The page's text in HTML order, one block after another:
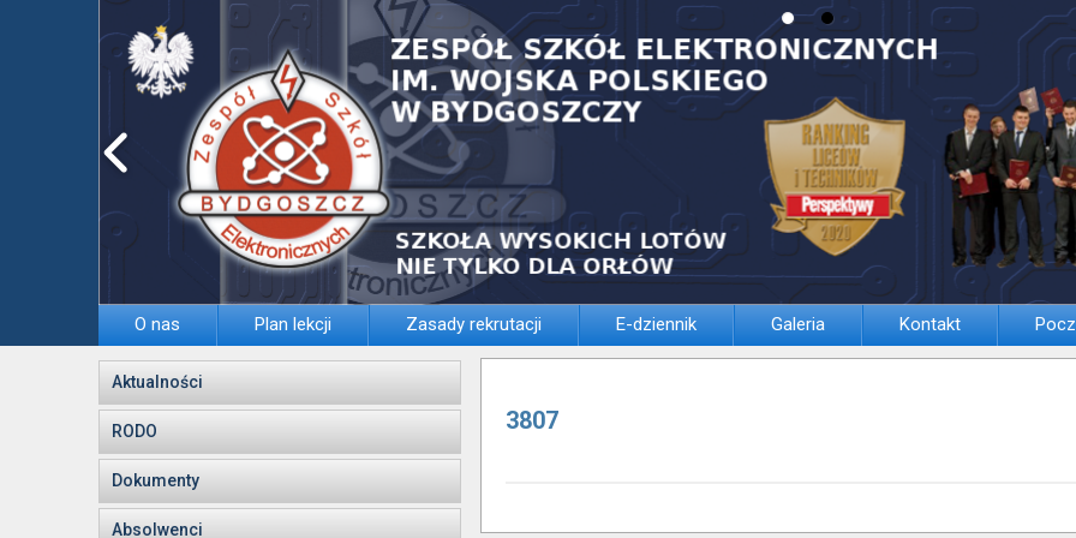
O nas Plan lekcji Zasady rekrutacji E-dziennik Galeria Kontakt
Aktualności
RODO
Dokumenty
Absolwenci
3807